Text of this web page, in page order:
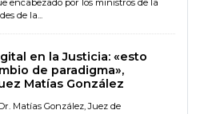
encabezado por los ministros de la
de la...
en la Justicia: «esto
de paradigma»,
Matías González
Matías González, Juez de